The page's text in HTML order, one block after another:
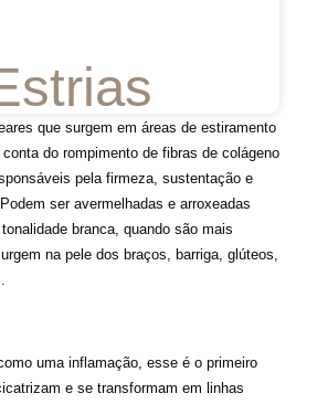
que surgem em áreas de estiramento
do rompimento de fibras de colágeno
pela firmeza, sustentação e
ser avermelhadas e arroxeadas
branca, quando são mais
na pele dos braços, barriga, glúteos,
uma inflamação, esse é o primeiro
e se transformam em linhas